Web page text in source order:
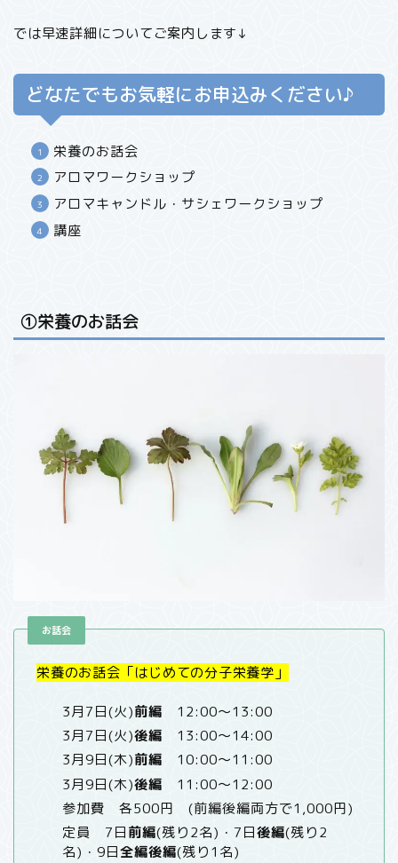
では早速詳細についてご案内します↓
どなたでもお気軽にお申込みください♪
栄養のお話会
アロマワークショップ
アロマキャンドル・サシェワークショップ
講座
①栄養のお話会
お話会
栄養のお話会「はじめての分子栄養学」
3月7日(火)前編 12:00〜13:00
3月7日(火)後編 13:00〜14:00
3月9日(木)前編 10:00〜11:00
3月9日(木)後編 11:00〜12:00
参加費 各500円 (前編後編両方で1,000円)
定員 7日前編(残り2名)・7日後編(残り2
名)・9日全編後編(残り1名)